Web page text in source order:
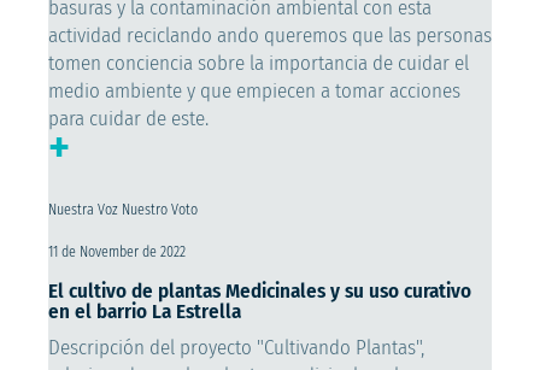
basuras y la contaminación ambiental con esta
actividad reciclando ando queremos que las personas
tomen conciencia sobre la importancia de cuidar el
medio ambiente y que empiecen a tomar acciones
para cuidar de este.
+
Nuestra Voz Nuestro Voto
11 de November de 2022
El cultivo de plantas Medicinales y su uso curativo
en el barrio La Estrella
Descripción del proyecto "Cultivando Plantas",